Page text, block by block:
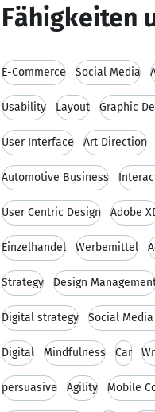
Fähigkeiten
E-Commerce Social Media
Usability Layout Graphic
User Interface Art Direction
Automotive Business
User Centric Design Adobe
Einzelhandel Werbemittel
Strategy Design
Digital strategy Social
Digital Mindfulness Car
persuasive Agility Mobile